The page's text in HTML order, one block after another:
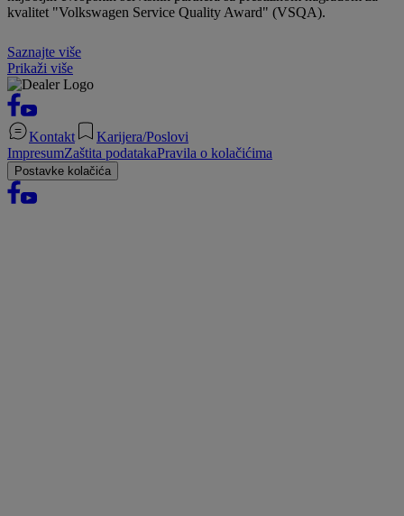
kvalitet "Volkswagen Service Quality Award" (VSQA).
Saznajte više
Prikaži više
Kontakt
Karijera/Poslovi
ImpresumZaštita podatakaPravila o kolačićima
Postavke kolačića